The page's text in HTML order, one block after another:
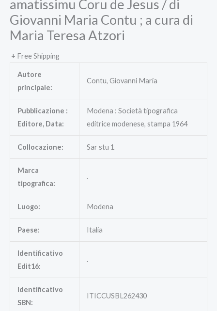
amatissimu Coru de Jesus / di
Giovanni Maria Contu ; a cura di
Maria Teresa Atzori
+ Free Shipping
Autore
principale:
Contu, Giovanni Maria
Pubblicazione :
Editore, Data:
Modena : Società tipografica
editrice modenese, stampa 1964
Collocazione: Sar stu 1
Marca
tipografica:
.
Luogo: Modena
Paese: Italia
Identificativo
Edit16:
.
Identificativo
SBN:
ITICCUSBL262430